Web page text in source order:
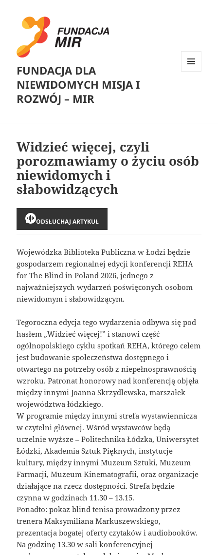
FUNDACJA DLA
NIEWIDOMYCH MISJA I
ROZWÓJ – MIR
Widzieć więcej, czyli
porozmawiamy o życiu osób
niewidomych i
słabowidzących
ODSŁUCHAJ ARTYKUŁ
Wojewódzka Biblioteka Publiczna w Łodzi będzie
gospodarzem regionalnej edycji konferencji REHA
for The Blind in Poland 2026, jednego z
najważniejszych wydarzeń poświęconych osobom
niewidomym i słabowidzącym.
Tegoroczna edycja tego wydarzenia odbywa się pod
hasłem „Widzieć więcej!” i stanowi część
ogólnopolskiego cyklu spotkań REHA, którego celem
jest budowanie społeczeństwa dostępnego i
otwartego na potrzeby osób z niepełnosprawnością
wzroku. Patronat honorowy nad konferencją objęła
między innymi Joanna Skrzydlewska, marszałek
województwa łódzkiego.
W programie między innymi strefa wystawiennicza
w czytelni głównej. Wśród wystawców będą
uczelnie wyższe – Politechnika Łódzka, Uniwersytet
Łódzki, Akademia Sztuk Pięknych, instytucje
kultury, między innymi Muzeum Sztuki, Muzeum
Farmacji, Muzeum Kinematografii, oraz organizacje
działające na rzecz dostępności. Strefa będzie
czynna w godzinach 11.30 – 13.15.
Ponadto: pokaz blind tenisa prowadzony przez
trenera Maksymiliana Markuszewskiego,
prezentacja bogatej oferty czytaków i audiobooków.
Na godzinę 13.30 w sali konferencyjnej